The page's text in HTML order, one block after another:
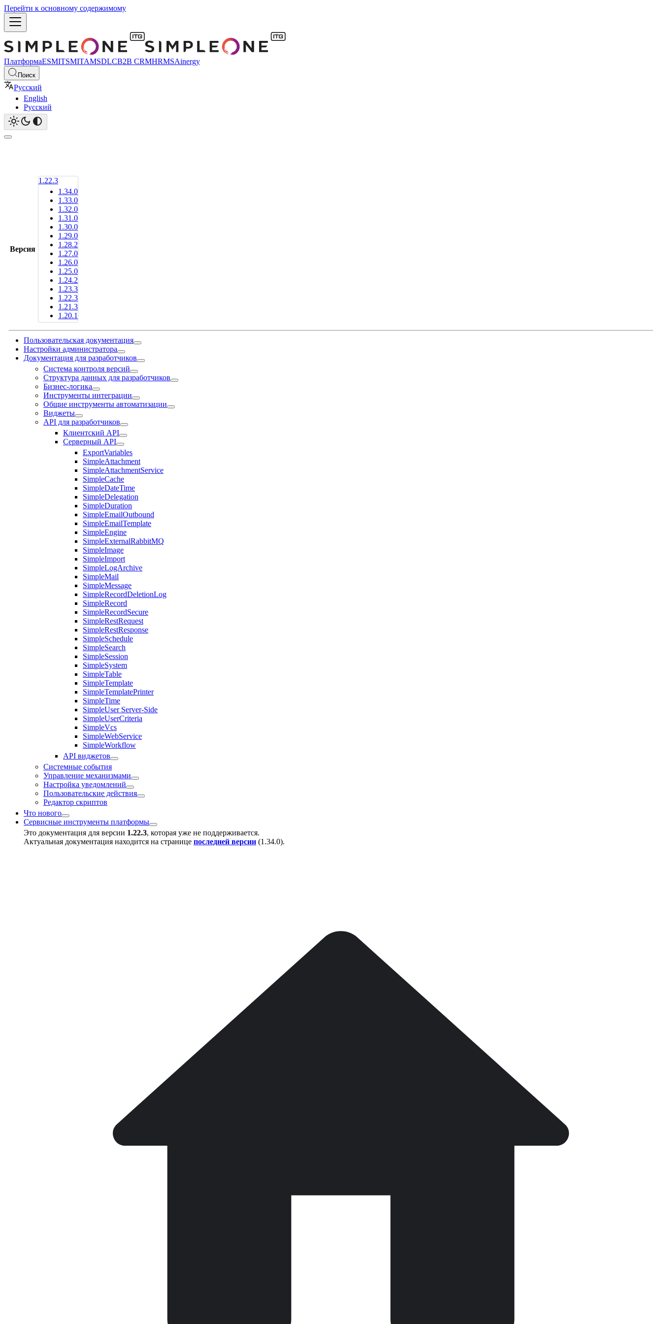
Перейти к основному содержимому
ПлатформаESMITSMITAMSDLCB2B CRMHRMSAinergy
Поиск
Русский
English
Русский
Версия
1.22.3
1.34.0
1.33.0
1.32.0
1.31.0
1.30.0
1.29.0
1.28.2
1.27.0
1.26.0
1.25.0
1.24.2
1.23.3
1.22.3
1.21.3
1.20.1
Пользовательская документация
Настройки администратора
Документация для разработчиков
Система контроля версий
Структура данных для разработчиков
Бизнес-логика
Инструменты интеграции
Общие инструменты автоматизации
Виджеты
API для разработчиков
Клиентский API
Серверный API
ExportVariables
SimpleAttachment
SimpleAttachmentService
SimpleCache
SimpleDateTime
SimpleDelegation
SimpleDuration
SimpleEmailOutbound
SimpleEmailTemplate
SimpleEngine
SimpleExternalRabbitMQ
SimpleImage
SimpleImport
SimpleLogArchive
SimpleMail
SimpleMessage
SimpleRecordDeletionLog
SimpleRecord
SimpleRecordSecure
SimpleRestRequest
SimpleRestResponse
SimpleSchedule
SimpleSearch
SimpleSession
SimpleSystem
SimpleTable
SimpleTemplate
SimpleTemplatePrinter
SimpleTime
SimpleUser Server-Side
SimpleUserCriteria
SimpleVcs
SimpleWebService
SimpleWorkflow
API виджетов
Системные события
Управление механизмами
Настройка уведомлений
Пользовательские действия
Редактор скриптов
Что нового
Сервисные инструменты платформы
Это документация для версии 1.22.3, которая уже не поддерживается.
Актуальная документация находится на странице последней версии (1.34.0).